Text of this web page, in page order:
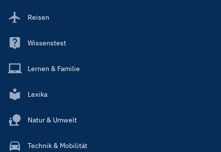
Reisen
Wissenstest
Lernen & Familie
Lexika
Natur & Umwelt
Technik & Mobilität